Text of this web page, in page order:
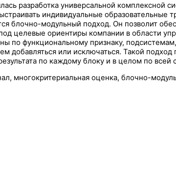
разработка универсальной комплексной
индивидуальные образовательные
блочно-модульный подход. Он позволит
целевые ориентиры компании в области
по функциональному признаку,
или исключаться. Такой
по каждому блоку и в целом по всей
многокритериальная оценка, блочно-